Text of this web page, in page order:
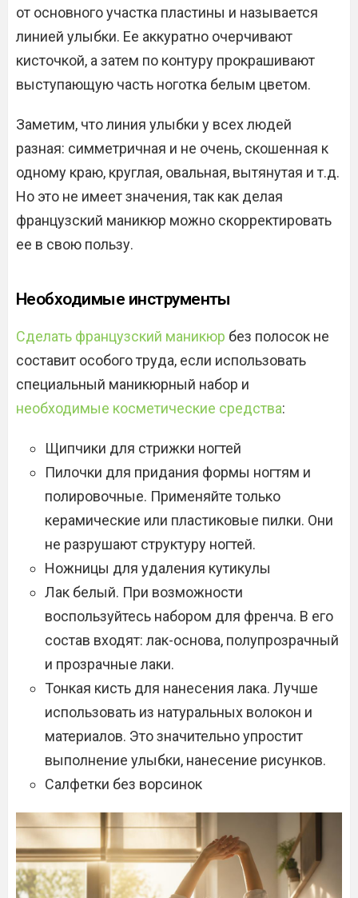
от основного участка пластины и называется
линией улыбки. Ее аккуратно очерчивают
кисточкой, а затем по контуру прокрашивают
выступающую часть ноготка белым цветом.
Заметим, что линия улыбки у всех людей
разная: симметричная и не очень, скошенная к
одному краю, круглая, овальная, вытянутая и т.д.
Но это не имеет значения, так как делая
французский маникюр можно скорректировать
ее в свою пользу.
Необходимые инструменты
Сделать французский маникюр без полосок не
составит особого труда, если использовать
специальный маникюрный набор и
необходимые косметические средства:
Щипчики для стрижки ногтей
Пилочки для придания формы ногтям и
полировочные. Применяйте только
керамические или пластиковые пилки. Они
не разрушают структуру ногтей.
Ножницы для удаления кутикулы
Лак белый. При возможности
воспользуйтесь набором для френча. В его
состав входят: лак-основа, полупрозрачный
и прозрачные лаки.
Тонкая кисть для нанесения лака. Лучше
использовать из натуральных волокон и
материалов. Это значительно упростит
выполнение улыбки, нанесение рисунков.
Салфетки без ворсинок